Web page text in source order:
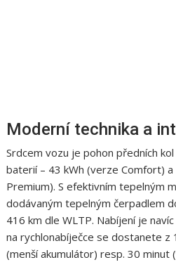
Moderní technika a
Srdcem vozu je pohon předních
baterií – 43 kWh (verze Comfort)
Premium). S efektivním tepelným
dodávaným tepelným čerpadlem
416 km dle WLTP. Nabíjení je
na rychlonabíječce se dostanete z
(menší akumulátor) resp. 30 minut